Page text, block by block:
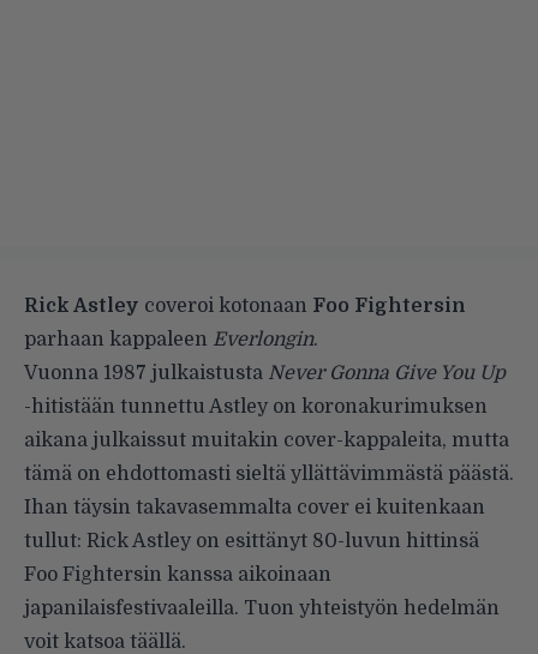
Rick Astley coveroi kotonaan Foo Fightersin
parhaan kappaleen Everlongin.
Vuonna 1987 julkaistusta Never Gonna Give You Up
-hitistään tunnettu Astley on koronakurimuksen
aikana julkaissut muitakin cover-kappaleita, mutta
tämä on ehdottomasti sieltä yllättävimmästä päästä.
Ihan täysin takavasemmalta cover ei kuitenkaan
tullut: Rick Astley on esittänyt 80-luvun hittinsä
Foo Fightersin kanssa aikoinaan
japanilaisfestivaaleilla. Tuon yhteistyön hedelmän
voit katsoa täällä.